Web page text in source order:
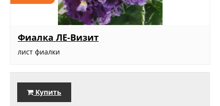
Фиалка ЛЕ-Визит
лист фиалки
Купить